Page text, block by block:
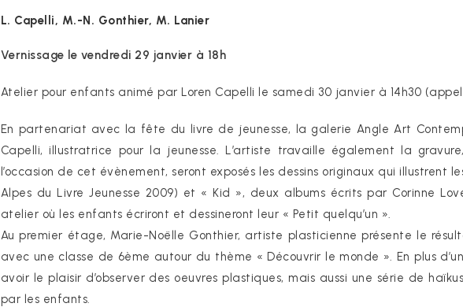
L. Capelli, M.-N. Gonthier, M. Lanier
Vernissage le vendredi 29 janvier à 18h
Atelier pour enfants animé par Loren Capelli le samedi 30 janvier à 14h30
En partenariat avec la fête du livre de jeunesse, la galerie Angle Art
Capelli, illustratrice pour la jeunesse. L’artiste travaille également la
l’occasion de cet évènement, seront exposés les dessins originaux qui illustrent
Alpes du Livre Jeunesse 2009) et « Kid », deux albums écrits par Corinne
atelier où les enfants écriront et dessineront leur « Petit quelqu’un ».
Au premier étage, Marie-Noëlle Gonthier, artiste plasticienne présente le
avec une classe de 6ème autour du thème « Découvrir le monde ». En plus
avoir le plaisir d’observer des oeuvres plastiques, mais aussi une série de
par les enfants.